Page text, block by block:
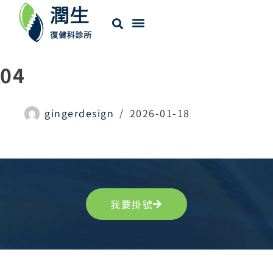
04
gingerdesign 2026-01-18
我要掛號